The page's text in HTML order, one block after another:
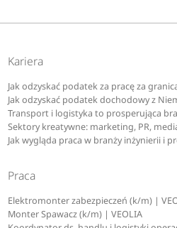
Kariera
Jak odzyskać podatek za pracę za
Jak odzyskać podatek dochodowy z
Transport i logistyka to prosperująca
Sektory kreatywne: marketing, PR,
Jak wygląda praca w branży inżynierii i
Praca
Elektromonter zabezpieczeń (k/m) |
Monter Spawacz (k/m) | VEOLIA